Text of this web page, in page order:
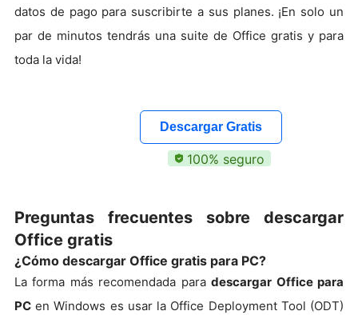
datos de pago para suscribirte a sus planes. ¡En solo un
par de minutos tendrás una suite de Office gratis y para
toda la vida!
Descargar Gratis
100% seguro
Preguntas frecuentes sobre descargar
Office gratis
¿Cómo descargar Office gratis para PC?
La forma más recomendada paradescargar Office para
PC en Windows es usar la Office Deployment Tool (ODT)